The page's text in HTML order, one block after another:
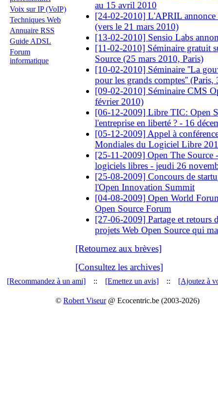
Voix sur IP (VoIP)
Techniques Web
Annuaire RSS
Guide ADSL
Forum
informatique
au 15 avril 2010
[24-02-2010] L'APRIL annonce
(vers le 21 mars 2010)
[13-02-2010] Sensio Labs
[11-02-2010] Séminaire gratuit
Source (25 mars 2010, Paris)
[10-02-2010] Séminaire ''La
pour les grands comptes'' (Paris,
[09-02-2010] Séminaire CMS
février 2010)
[06-12-2009] Libre TIC: Open
l'entreprise en liberté ? - 16
[05-12-2009] Appel à
Mondiales du Logiciel Libre
[25-11-2009] Open The Source
logiciels libres - jeudi 26
[25-08-2009] Concours de
l'Open Innovation Summit
[04-08-2009] Open World
Open Source Forum
[27-06-2009] Partage et retours
projets Web Open Source qui
[Retournez aux brèves]
[Consultez les archives]
[Recommandez à un ami] :: [Emettez un avis] :: [Ajoutez à
© Robert Viseur@ Ecocentric.be (2003-2026)